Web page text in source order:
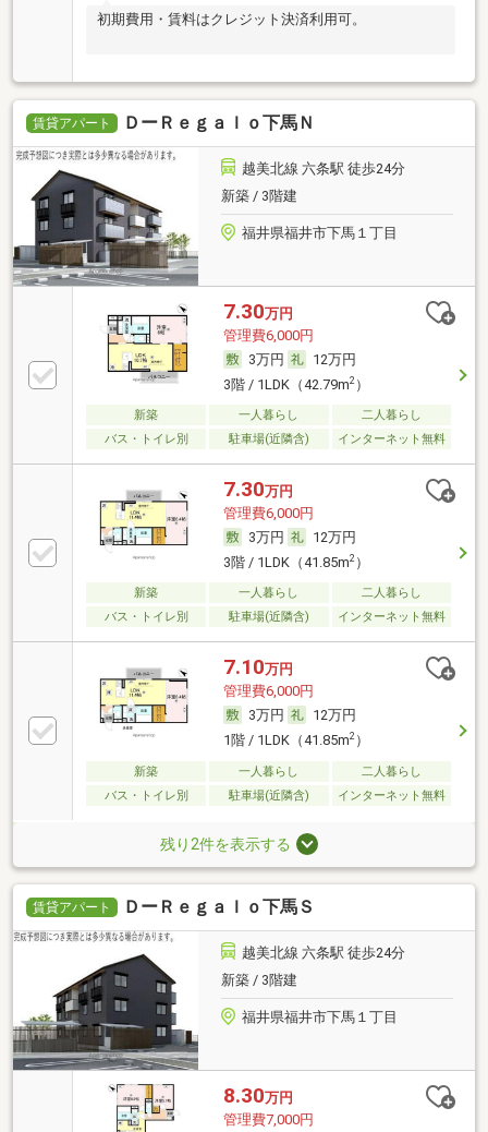
初期費用・賃料はクレジット決済利用可。
賃貸アパート ＤーＲｅｇａｌｏ下馬Ｎ
越美北線 六条駅 徒歩24分
新築 / 3階建
福井県福井市下馬１丁目
7.30万円
管理費6,000円
3万円
12万円
3階 / 1LDK（42.79m2）
新築 一人暮らし
二人暮らし
バス・トイレ別
駐車場(近隣含) インターネット無料
7.30万円
管理費6,000円
3万円
12万円
3階 / 1LDK（41.85m2）
新築 一人暮らし
二人暮らし
バス・トイレ別
駐車場(近隣含) インターネット無料
7.10万円
管理費6,000円
3万円
12万円
1階 / 1LDK（41.85m2）
新築 一人暮らし
二人暮らし
バス・トイレ別
駐車場(近隣含) インターネット無料
残り2件を表示する
賃貸アパート ＤーＲｅｇａｌｏ下馬Ｓ
越美北線 六条駅 徒歩24分
新築 / 3階建
福井県福井市下馬１丁目
8.30万円
管理費7,000円